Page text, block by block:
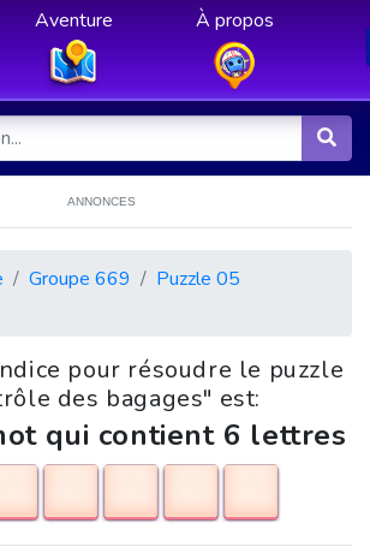
Aventure À propos
ANNONCES
Groupe 669
Puzzle 05
pour résoudre le puzzle
des bagages" est:
qui contient 6 lettres